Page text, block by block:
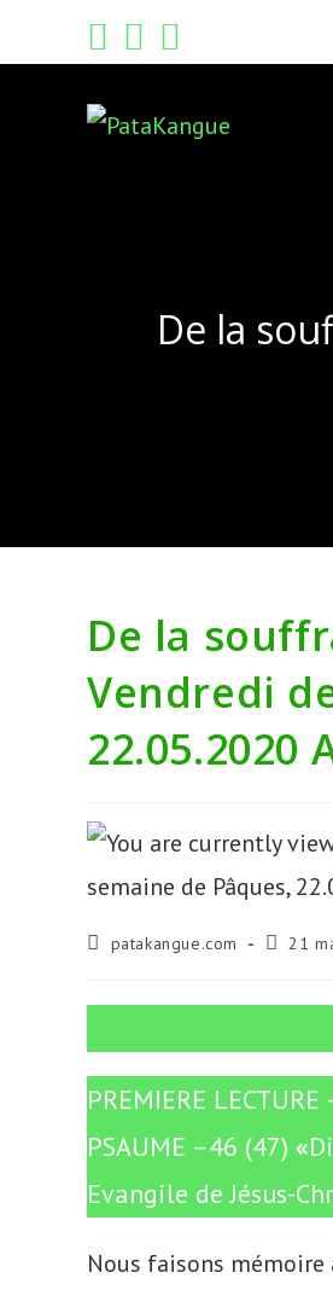
De la
De la
Vendredi
22.05.2020
Auteur/autrice
publication :
patakangue.com 21
PREMIERE
PSAUME –46 (47) «
Evangile de Jésus-
Nous faisons mémoire